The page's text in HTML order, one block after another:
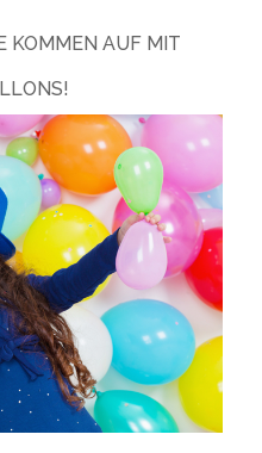
KOMMEN AUF MIT